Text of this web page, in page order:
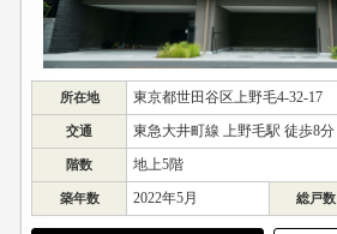
所在地 東京都世田谷区上野毛4-32-17
交通 東急大井町線 上野毛駅 徒歩8分
階数 地上5階
築年数 2022年5月 総戸数